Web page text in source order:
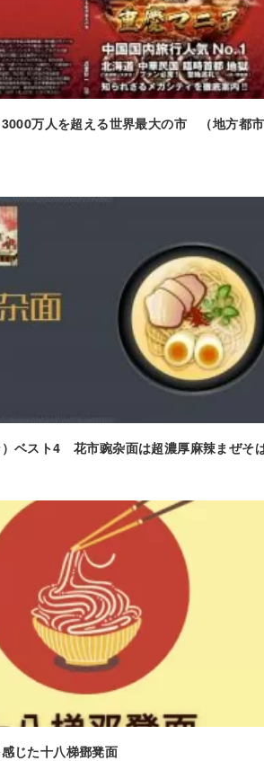
万人を超える世界最大の市 （地方都
ベスト4 花市豌杂面は超濃厚麻辣まぜそ
じた十八梯鄧凳面